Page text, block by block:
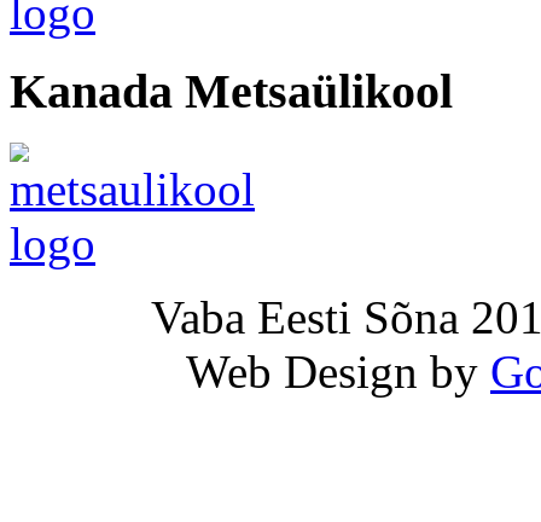
Kanada Metsaülikool
Vaba Eesti Sõna
Web Design by